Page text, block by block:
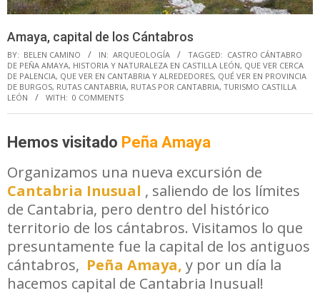
Amaya, capital de los Cántabros
BY: BELEN CAMINO IN: ARQUEOLOGÍA TAGGED: CASTRO CÁNTABRO
DE PEÑA AMAYA, HISTORIA Y NATURALEZA EN CASTILLA LEÓN, QUE VER CERCA
DE PALENCIA, QUE VER EN CANTABRIA Y ALREDEDORES, QUÉ VER EN PROVINCIA
DE BURGOS, RUTAS CANTABRIA, RUTAS POR CANTABRIA, TURISMO CASTILLA
LEÓN
WITH: 0 COMMENTS
Hemos visitado Peña Amaya
Organizamos una nueva excursión de
Cantabria Inusual , saliendo de los límites
de Cantabria, pero dentro del histórico
territorio de los cántabros. Visitamos lo que
presuntamente fue la capital de los antiguos
cántabros, Peña Amaya, y por un día la
hacemos capital de Cantabria Inusual!